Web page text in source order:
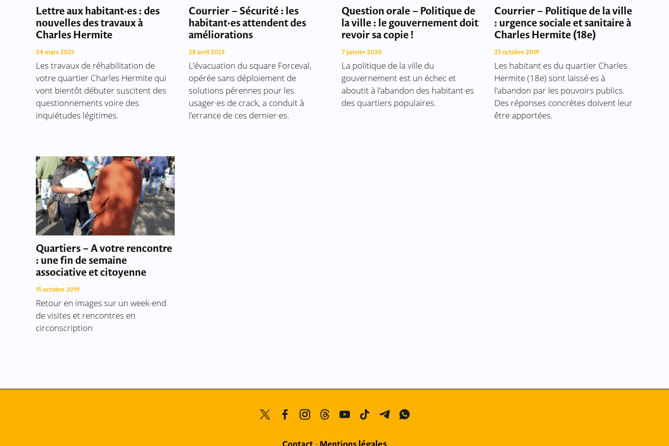
Lettre aux habitant·es : des
nouvelles des travaux à
Charles Hermite
24 mars 2025
Les travaux de réhabilitation de
votre quartier Charles Hermite qui
vont bientôt débuter suscitent des
questionnements voire des
inquiétudes légitimes.
Courrier – Sécurité : les
habitant·es attendent des
améliorations
28 avril 2023
L’évacuation du square Forceval,
opérée sans déploiement de
solutions pérennes pour les
usager·es de crack, a conduit à
l’errance de ces dernier·es.
Question orale – Politique de
la ville : le gouvernement doit
revoir sa copie !
7 janvier 2020
La politique de la ville du
gouvernement est un échec et
aboutit à l’abandon des habitant·es
des quartiers populaires.
Courrier – Politique de la ville
: urgence sociale et sanitaire à
Charles Hermite (18e)
23 octobre 2019
Les habitant·es du quartier Charles
Hermite (18e) sont laissé·es à
l’abandon par les pouvoirs publics.
Des réponses concrètes doivent leur
être apportées.
Quartiers – A votre rencontre
: une fin de semaine
associative et citoyenne
15 octobre 2019
Retour en images sur un week-end
de visites et rencontres en
circonscription